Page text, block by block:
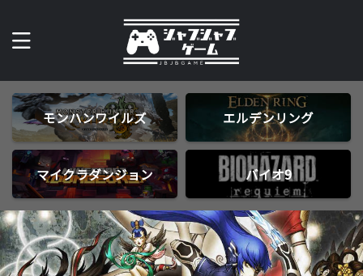
モンハンワイルズ エルデンリング
マイクラダンジョン バイオ9